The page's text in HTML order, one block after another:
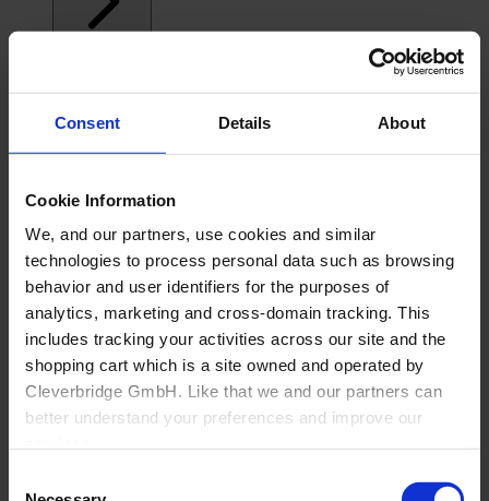
Consent Details About
Cookie Information
We, and our partners, use cookies and similar
technologies to process personal data such as browsing
behavior and user identifiers for the purposes of
analytics, marketing and cross-domain tracking. This
includes tracking your activities across our site and the
shopping cart which is a site owned and operated by
Cleverbridge GmbH. Like that we and our partners can
better understand your preferences and improve our
Also, the operator of the shopping cart, Cleverbridge
Back